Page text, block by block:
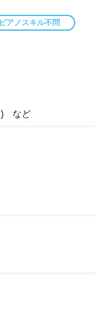
ピアノスキル不問
) など